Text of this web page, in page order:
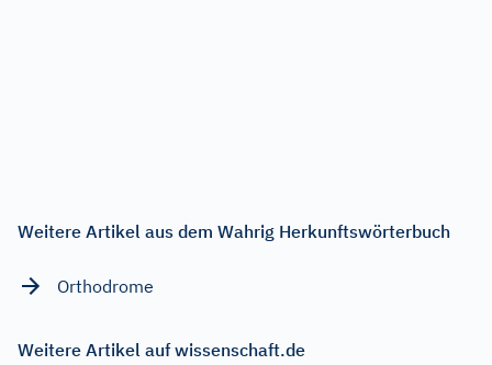
Weitere Artikel aus dem Wahrig Herkunftswörterbuch
Orthodrome
Weitere Artikel auf wissenschaft.de